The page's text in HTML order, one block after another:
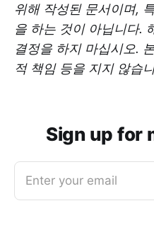
위해 작성된 문서이며,
을 하는 것이 아닙니다.
결정을 하지 마십시오.
적 책임 등을 지지 않습
Sign up for
Enter your email